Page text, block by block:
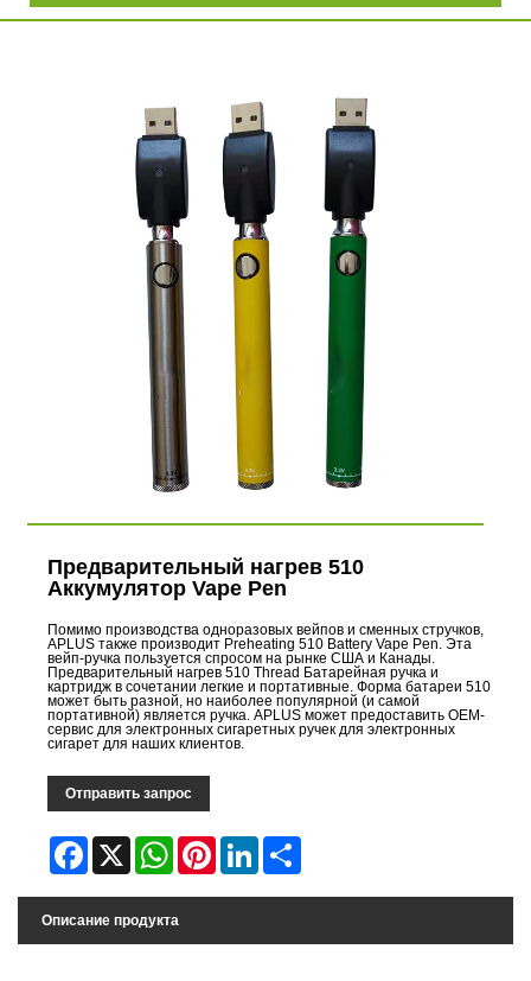
Предварительный нагрев 510
Аккумулятор Vape Pen
Помимо производства одноразовых вейпов и сменных стручков,
APLUS также производит Preheating 510 Battery Vape Pen. Эта
вейп-ручка пользуется спросом на рынке США и Канады.
Предварительный нагрев 510 Thread Батарейная ручка и
картридж в сочетании легкие и портативные. Форма батареи 510
может быть разной, но наиболее популярной (и самой
портативной) является ручка. APLUS может предоставить OEM-
сервис для электронных сигаретных ручек для электронных
сигарет для наших клиентов.
Отправить запрос
Facebook WhatsAppPinterestLinkedIn
Описание продукта